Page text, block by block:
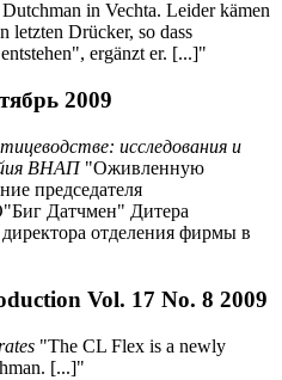
in Vechta. Leider kämen
letzten Drücker, so dass
ergänzt er. [...]"
2009
исследования и
ВНАП"Оживленную
председателя
Датчмен" Дитера
отделения фирмы в
Vol. 17 No. 8 2009
"The CL Flex is a newly
[...]"